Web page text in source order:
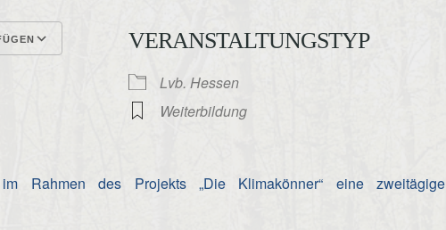
Google Kalender
VERANSTALTUNGSTYP
Lvb. Hessen
Weiterbildung
Rahmen des Projekts „Die Klimakönner“ eine zweitägige